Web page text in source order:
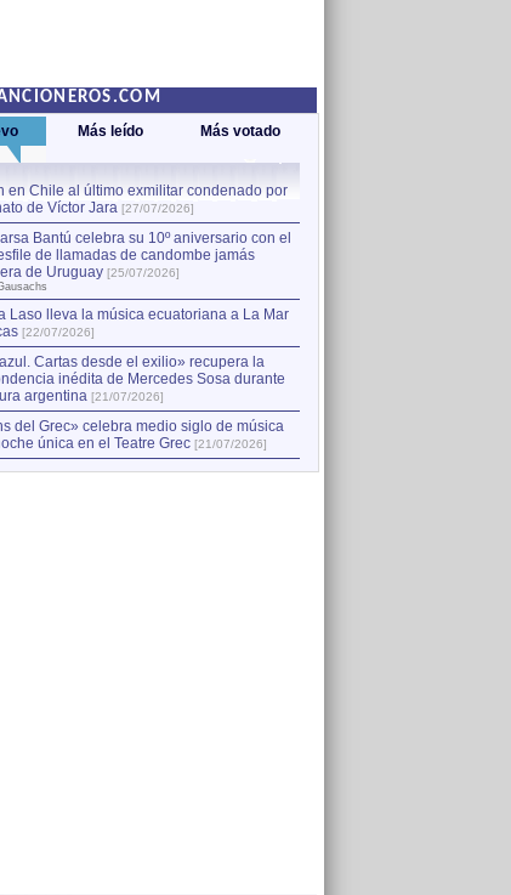
Más leído Más votado
en Chile al último exmilitar condenado por
de Víctor Jara [27/07/2026]
Bantú celebra su 10º aniversario con el
de llamadas de candombe jamás
de Uruguay [25/07/2026]
Laso lleva la música ecuatoriana a La Mar
[22/07/2026]
Cartas desde el exilio» recupera la
inédita de Mercedes Sosa durante
argentina [21/07/2026]
del Grec» celebra medio siglo de música
única en el Teatre Grec [21/07/2026]